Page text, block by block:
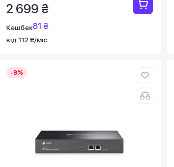
2 699 ₴
Кешбек81 ₴
від 112 ₴/міс
-9%